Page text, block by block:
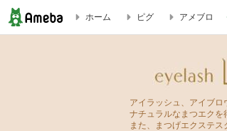
ビタミン足りていますか？？ | eyelash-
ホーム ピグ アメブロ
アイラッシュ、アイブ
ナチュラルなまつエクを
また、まつげエクステス